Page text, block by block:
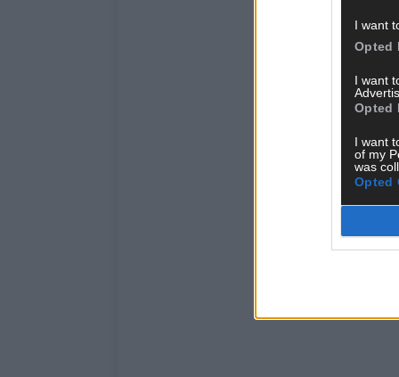
I want
Opted
I want
Opted
I want
of my
was
Opted